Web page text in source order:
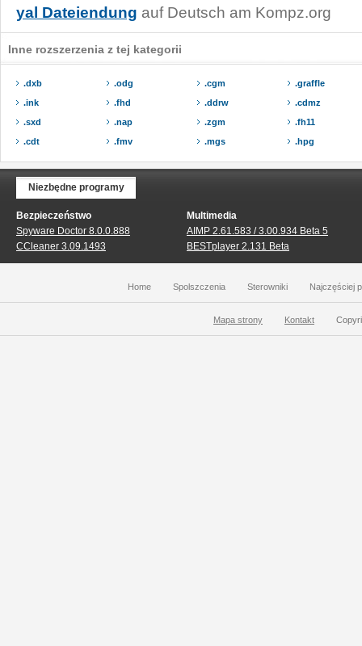
yal Dateiendung auf Deutsch am Kompz.org
Inne rozszerzenia z tej kategorii
.dxb
.ink
.sxd
.cdt
.odg
.fhd
.nap
.fmv
.cgm
.ddrw
.zgm
.mgs
.graffle
.cdmz
.fh11
.hpg
Niezbędne programy
Bezpieczeństwo
Spyware Doctor 8.0.0.888
CCleaner 3.09.1493
Multimedia
AIMP 2.61.583 / 3.00.934 Beta 5
BESTplayer 2.131 Beta
Home Spolszczenia Sterowniki Najczęściej
Mapa strony Kontakt